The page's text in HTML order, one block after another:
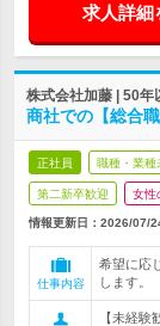
求人詳細
株式会社加藤 | 50
商社での【総合
正社員 職種・業種
第二新卒歓迎 女性
情報更新日：2026/07/
仕事内容
希望に応
します。
【未経